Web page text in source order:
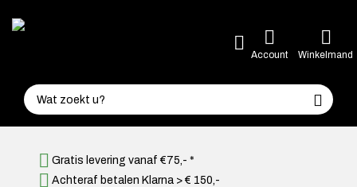
Account Winkelmand
Gratis levering vanaf €75,- *
Achteraf betalen Klarna > € 150,-